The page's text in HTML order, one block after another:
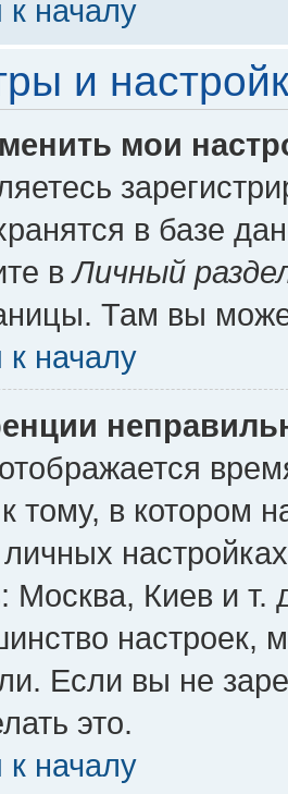
к началу
и
мои
в базе
вЛичный
Там вы
к началу
тому, в котором
Москва, Киев и т.
настроек,
Если вы не
это.
к началу